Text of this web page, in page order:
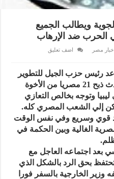
ويطالب الجميع
الحرب ضد الإرهاب
مصر
اضف تعليق
رئيس حزب الجيل للتطوير
عضو ائتلاف الجبهة المصرية حادث ذبح 21 مصريا من الأخوة
وتوجه بخالص التعازي
إلي الشعب المصري كله.
قوي وسريع وفي نفس الوقت
الغالية وبين الحكمة في
بعد اجتماعه العاجل مع
بحق الرد بالشكل الذي
الخارجية بالسفر فورا